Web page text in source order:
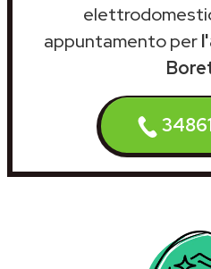
appuntamento per